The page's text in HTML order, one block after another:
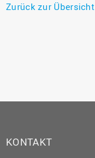
Zurück zur Übersicht
KONTAKT